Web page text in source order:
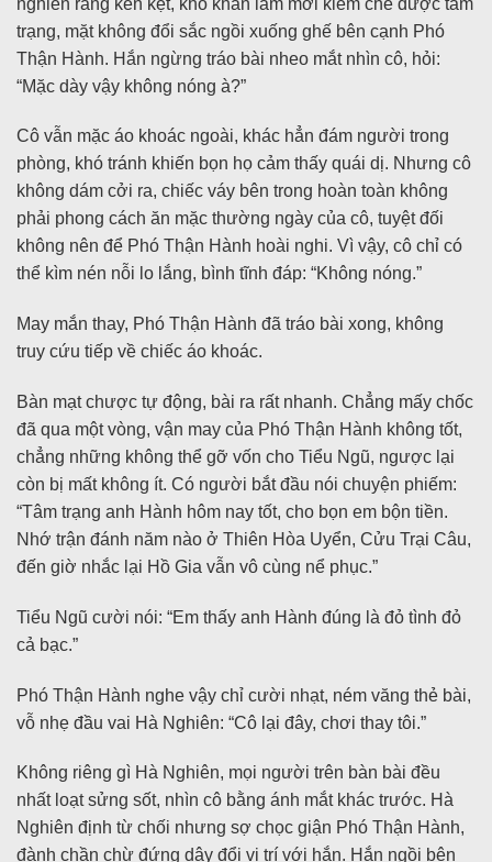
trạng, mặt không đổi sắc ngồi xuống ghế bên cạnh Phó
Thận Hành. Hắn ngừng tráo bài nheo mắt nhìn cô, hỏi:
“Mặc dày vậy không nóng à?”
Cô vẫn mặc áo khoác ngoài, khác hẳn đám người trong
phòng, khó tránh khiến bọn họ cảm thấy quái dị. Nhưng cô
không dám cởi ra, chiếc váy bên trong hoàn toàn không
phải phong cách ăn mặc thường ngày của cô, tuyệt đối
không nên để Phó Thận Hành hoài nghi. Vì vậy, cô chỉ có
thể kìm nén nỗi lo lắng, bình tĩnh đáp: “Không nóng.”
May mắn thay, Phó Thận Hành đã tráo bài xong, không
truy cứu tiếp về chiếc áo khoác.
Bàn mạt chược tự động, bài ra rất nhanh. Chẳng mấy chốc
đã qua một vòng, vận may của Phó Thận Hành không tốt,
chẳng những không thể gỡ vốn cho Tiểu Ngũ, ngược lại
còn bị mất không ít. Có người bắt đầu nói chuyện phiếm:
“Tâm trạng anh Hành hôm nay tốt, cho bọn em bộn tiền.
Nhớ trận đánh năm nào ở Thiên Hòa Uyển, Cửu Trại Câu,
đến giờ nhắc lại Hồ Gia vẫn vô cùng nể phục.”
Tiểu Ngũ cười nói: “Em thấy anh Hành đúng là đỏ tình đỏ
cả bạc.”
Phó Thận Hành nghe vậy chỉ cười nhạt, ném văng thẻ bài,
vỗ nhẹ đầu vai Hà Nghiên: “Cô lại đây, chơi thay tôi.”
Không riêng gì Hà Nghiên, mọi người trên bàn bài đều
nhất loạt sửng sốt, nhìn cô bằng ánh mắt khác trước. Hà
Nghiên định từ chối nhưng sợ chọc giận Phó Thận Hành,
đành chần chừ đứng dậy đổi vị trí với hắn. Hắn ngồi bên